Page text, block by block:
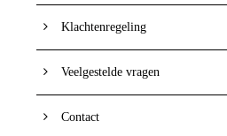
Klachtenregeling
Veelgestelde vragen
Contact